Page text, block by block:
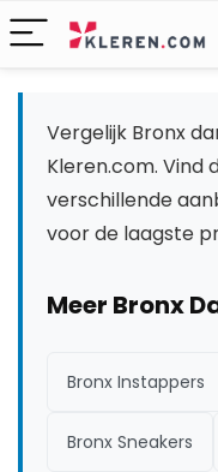
Vergelijk Bronx
Kleren.com. Vind
verschillende
voor de laagste
Meer Bronx
Bronx Instappers
Bronx Sneakers